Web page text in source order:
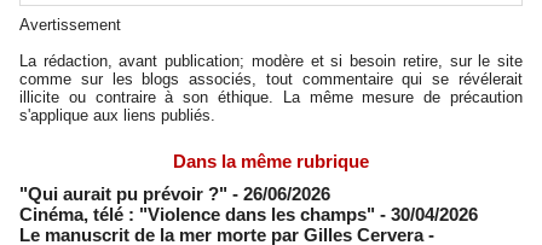
Avertissement
La rédaction, avant publication; modère et si besoin retire, sur le site
comme sur les blogs associés, tout commentaire qui se révélerait
illicite ou contraire à son éthique. La même mesure de précaution
s'applique aux liens publiés.
Dans la même rubrique
"Qui aurait pu prévoir ?" - 26/06/2026
Cinéma, télé : "Violence dans les champs" - 30/04/2026
Le manuscrit de la mer morte par Gilles Cervera -